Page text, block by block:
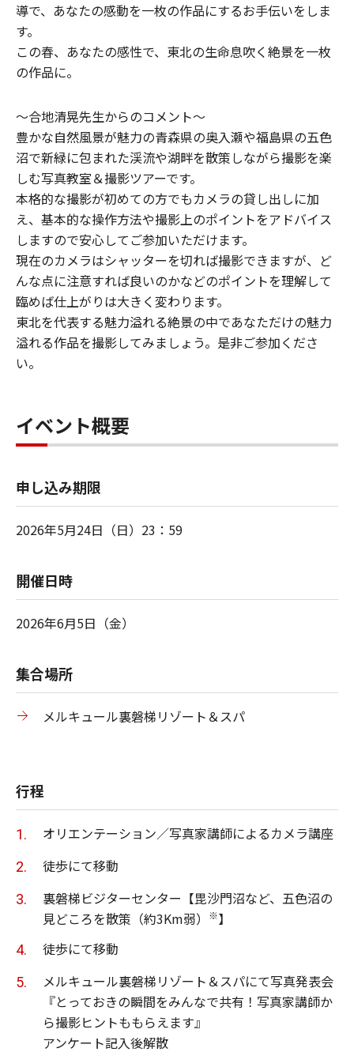
導で、あなたの感動を一枚の作品にするお手伝いをしま
す。
この春、あなたの感性で、東北の生命息吹く絶景を一枚
の作品に。
～合地清晃先生からのコメント～
豊かな自然風景が魅力の青森県の奥入瀬や福島県の五色
沼で新緑に包まれた渓流や湖畔を散策しながら撮影を楽
しむ写真教室＆撮影ツアーです。
本格的な撮影が初めての方でもカメラの貸し出しに加
え、基本的な操作方法や撮影上のポイントをアドバイス
しますので安心してご参加いただけます。
現在のカメラはシャッターを切れば撮影できますが、ど
んな点に注意すれば良いのかなどのポイントを理解して
臨めば仕上がりは大きく変わります。
東北を代表する魅力溢れる絶景の中であなただけの魅力
溢れる作品を撮影してみましょう。是非ご参加くださ
い。
イベント概要
申し込み期限
2026年5月24日（日）23：59
開催日時
2026年6月5日（金）
集合場所
メルキュール裏磐梯リゾート＆スパ
行程
オリエンテーション／写真家講師によるカメラ講座
徒歩にて移動
裏磐梯ビジターセンター【毘沙門沼など、五色沼の
見どころを散策（約3Km弱）
※】
徒歩にて移動
メルキュール裏磐梯リゾート＆スパにて写真発表会
『とっておきの瞬間をみんなで共有！写真家講師か
ら撮影ヒントももらえます』
アンケート記入後解散